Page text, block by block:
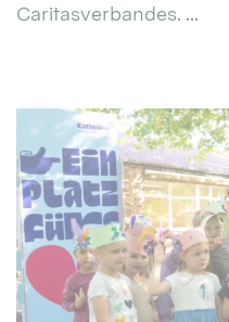
Caritasverbandes. ...